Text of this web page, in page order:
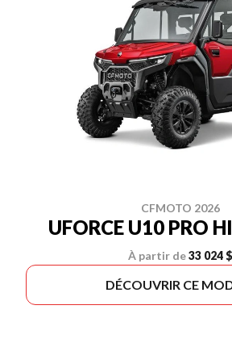
CFMOTO 2026
UFORCE U10 PRO
À partir de33 024 $
DÉCOUVRIR CE